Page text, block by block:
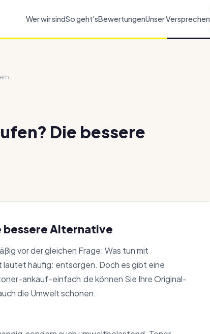
Wer wir sindSo geht'sBewertungenUnser Versprechen
Die bessere
bessere Alternative
vor der gleichen Frage: Was tun mit
häufig: entsorgen. Doch es gibt eine
ankauf-einfach.de können Sie Ihre Original-
die Umwelt schonen.